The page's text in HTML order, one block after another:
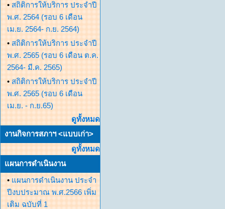
• สถิติการให้บริการ ประจำปี
พ.ศ. 2564 (รอบ 6 เดือน
เม.ย. 2564- ก.ย. 2564)
• สถิติการให้บริการ ประจำปี
พ.ศ. 2565 (รอบ 6 เดือน ต.ค.
2564- มี.ค. 2565)
• สถิติการให้บริการ ประจำปี
พ.ศ. 2565 (รอบ 6 เดือน
เม.ย. - ก.ย.65)
ดูทั้งหมด
งานกิจการสภาฯ <แบบเก่า>
ดูทั้งหมด
แผนการดำเนินงาน
• แผนการดำเนินงาน ประจำ
ปีงบประมาณ พ.ศ.2566 เพิ่ม
เติม ฉบับที่ 1